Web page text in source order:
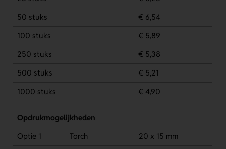
50 stuks
€ 6,54
100 stuks
€ 5,89
250 stuks
€ 5,38
500 stuks
€ 5,21
1000 stuks
€ 4,90
Opdrukmogelijkheden
Optie 1
Torch
20 x 15 mm